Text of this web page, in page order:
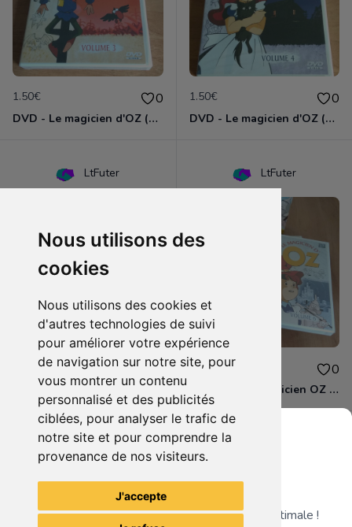
Nous utilisons des
cookies
Nous utilisons des cookies et
d'autres technologies de suivi
pour améliorer votre expérience
de navigation sur notre site, pour
vous montrer un contenu
personnalisé et des publicités
ciblées, pour analyser le trafic de
notre site et pour comprendre la
provenance de nos visiteurs.
J'accepte
1.50€ 0
DVD - Le magicien d'OZ (volume 3)
1.50€ 0
DVD - Le magicien d'OZ (volume 4)
LtFuter
1.50€ 0
DVD - Le magicien d'OZ (volume 5)
LtFuter
8.00€ 0
Coffret DVD Magicien OZ Part. 2
Voir tous les articles du vendeur
Grenier du Geek
Télécharge notre app pour une expérience optimale !